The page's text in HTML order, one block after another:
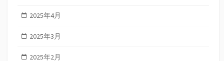
2025年4月
2025年3月
2025年2月